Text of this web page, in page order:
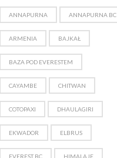
ANNAPURNA ANNAPURNA BC
ARMENIA BAJKAŁ
BAZA POD EVERESTEM
CAYAMBE CHITWAN
COTOPAXI DHAULAGIRI
EKWADOR ELBRUS
EVEREST BC HIMALAJE